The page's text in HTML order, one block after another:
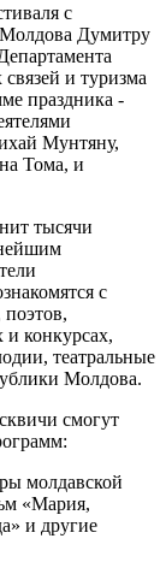
с
Думитру
и туризма
праздника -
Мунтяну,
Тома, и
тысячи
с
и конкурсах,
театральные
Молдова.
смогут
молдавской
«Мария,
и другие